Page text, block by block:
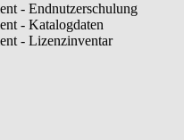
- Endnutzerschulung
- Katalogdaten
- Lizenzinventar